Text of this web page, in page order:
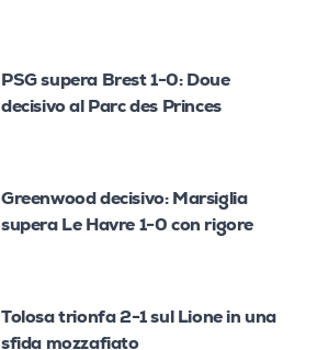
PSG supera Brest 1-0: Doue
decisivo al Parc des Princes
Greenwood decisivo: Marsiglia
supera Le Havre 1-0 con rigore
Tolosa trionfa 2-1 sul Lione in una
sfida mozzafiato